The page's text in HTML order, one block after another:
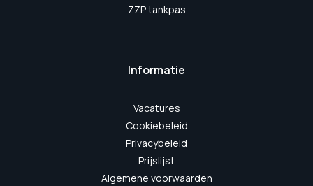
ZZP tankpas
Informatie
Vacatures
Cookiebeleid
Privacybeleid
Prijslijst
Algemene voorwaarden